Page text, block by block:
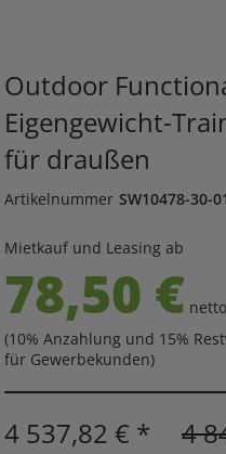
Outdoor
Eigengewicht-
für draußen
Artikelnummer SW10478-30-
Mietkauf und Leasing ab
78,50 €
(10% Anzahlung und 15%
für Gewerbekunden)
4 537,82 € * 4